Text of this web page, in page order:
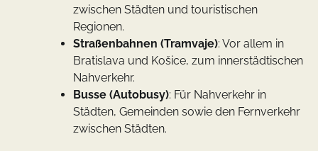
zwischen Städten und touristischen
Regionen.
Straßenbahnen (Tramvaje): Vor allem in
Bratislava und Košice, zum innerstädtischen
Nahverkehr.
Busse (Autobusy): Für Nahverkehr in
Städten, Gemeinden sowie den Fernverkehr
zwischen Städten.